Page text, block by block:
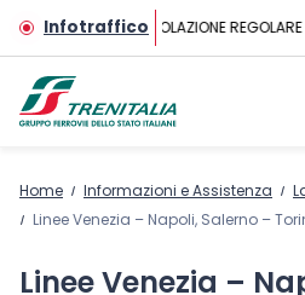
Vai al contenuto principale
InfotrafficoCIRCOLAZIONE REGOLARE
Home Informazioni e Assistenza
Linee Venezia – Napoli, Salerno – Torino, Ancona –
Linee Venezia –